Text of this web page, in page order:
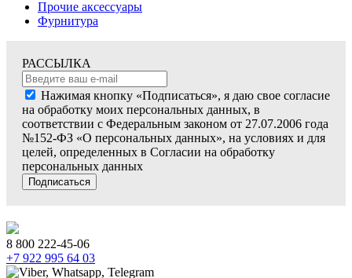
Прочие аксессуары
Фурнитура
РАССЫЛКА
Нажимая кнопку «Подписаться», я даю свое согласие
на обработку моих персональных данных, в
соответствии с Федеральным законом от 27.07.2006 года
№152-ФЗ «О персональных данных», на условиях и для
целей, определенных в Согласии на обработку
персональных данных
Подписаться
8 800 222-45-06
+7 922 995 64 03